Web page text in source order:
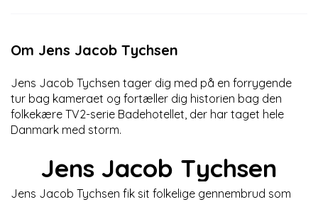
Om Jens Jacob Tychsen
Jens Jacob Tychsen tager dig med på en forrygende
tur bag kameraet og fortæller dig historien bag den
folkekære TV2-serie Badehotellet, der har taget hele
Danmark med storm.
Jens Jacob Tychsen
Jens Jacob Tychsen fik sit folkelige gennembrud som